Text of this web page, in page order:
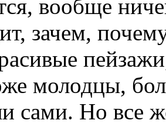
вообще
зачем,
молодцы,
сами. Но все